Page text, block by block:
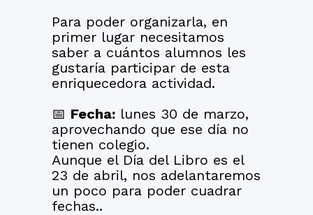
Para poder organizarla, en
primer lugar necesitamos
saber a cuántos alumnos les
gustaría participar de esta
enriquecedora actividad.
📅 Fecha: lunes 30 de marzo,
aprovechando que ese día no
tienen colegio.
Aunque el Día del Libro es el
23 de abril, nos adelantaremos
un poco para poder cuadrar
fechas..